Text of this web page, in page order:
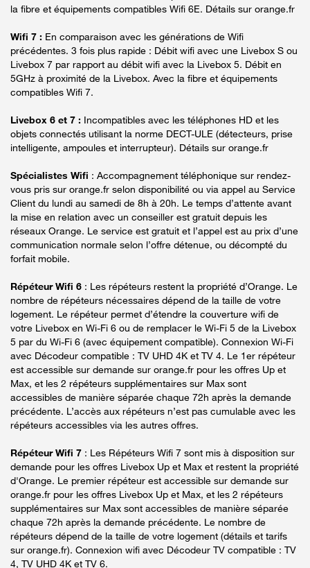
la fibre et équipements compatibles Wifi 6E. Détails sur orange.fr
Wifi 7 : En comparaison avec les générations de Wifi
précédentes. 3 fois plus rapide : Débit wifi avec une Livebox S ou
Livebox 7 par rapport au débit wifi avec la Livebox 5. Débit en
5GHz à proximité de la Livebox. Avec la fibre et équipements
compatibles Wifi 7.
Livebox 6 et 7 : Incompatibles avec les téléphones HD et les
objets connectés utilisant la norme DECT-ULE (détecteurs, prise
intelligente, ampoules et interrupteur). Détails sur orange.fr
Spécialistes Wifi : Accompagnement téléphonique sur rendez-
vous pris sur orange.fr selon disponibilité ou via appel au Service
Client du lundi au samedi de 8h à 20h. Le temps d’attente avant
la mise en relation avec un conseiller est gratuit depuis les
réseaux Orange. Le service est gratuit et l’appel est au prix d’une
communication normale selon l’offre détenue, ou décompté du
forfait mobile.
Répéteur Wifi 6 : Les répéteurs restent la propriété d’Orange. Le
nombre de répéteurs nécessaires dépend de la taille de votre
logement. Le répéteur permet d’étendre la couverture wifi de
votre Livebox en Wi-Fi 6 ou de remplacer le Wi-Fi 5 de la Livebox
5 par du Wi-Fi 6 (avec équipement compatible). Connexion Wi-Fi
avec Décodeur compatible : TV UHD 4K et TV 4. Le 1er répéteur
est accessible sur demande sur orange.fr pour les offres Up et
Max, et les 2 répéteurs supplémentaires sur Max sont
accessibles de manière séparée chaque 72h après la demande
précédente. L’accès aux répéteurs n’est pas cumulable avec les
répéteurs accessibles via les autres offres.
Répéteur Wifi 7 : Les Répéteurs Wifi 7 sont mis à disposition sur
demande pour les offres Livebox Up et Max et restent la propriété
d'Orange. Le premier répéteur est accessible sur demande sur
orange.fr pour les offres Livebox Up et Max, et les 2 répéteurs
supplémentaires sur Max sont accessibles de manière séparée
chaque 72h après la demande précédente. Le nombre de
répéteurs dépend de la taille de votre logement (détails et tarifs
sur orange.fr). Connexion wifi avec Décodeur TV compatible : TV
4, TV UHD 4K et TV 6.